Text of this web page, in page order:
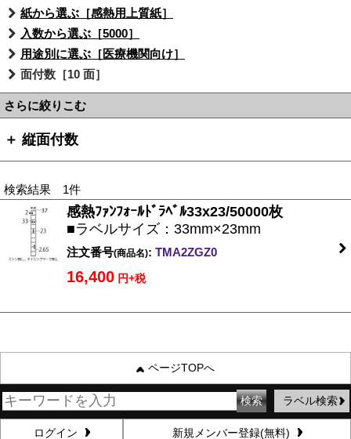
紙から選ぶ［感熱用上質紙］
入数から選ぶ［5000］
用途別に選ぶ［医療機関向け］
面付数［10 面］
さらに絞りこむ
＋ 縦面付数
検索結果 1件
感熱ﾌｧﾝﾌｫｰﾙﾄﾞﾗﾍﾞﾙ33x23/50000枚
■ラベルサイズ：33mm×23mm
注文番号(商品名): TMA2ZGZ0
16,400 円+税
ページTOPへ
ラベル検索
ログイン 新規メンバー登録(無料)